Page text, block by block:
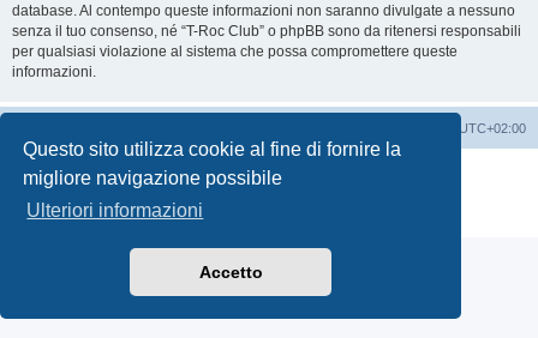
Questo sito utilizza cookie al fine di fornire la
migliore navigazione possibile
Ulteriori informazioni
Accetto
database. Al contempo queste informazioni non saranno divulgate a nessuno
senza il tuo consenso, né “T-Roc Club” o phpBB sono da ritenersi responsabili
per qualsiasi violazione al sistema che possa compromettere queste
informazioni.
UTC+02:00
Creato da
® Forum Software © phpBB Limited
Traduzione Italiana